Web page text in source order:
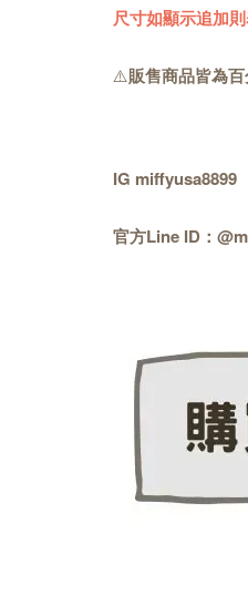
尺寸如顯示追加
⚠️販售商品皆為
IG miffyusa8899
官方Line ID：